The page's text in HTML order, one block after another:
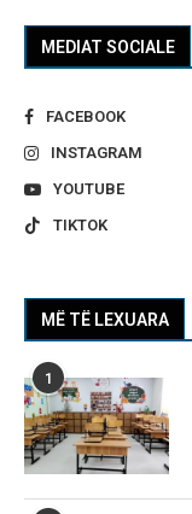
MEDIAT SOCIALE
FACEBOOK
INSTAGRAM
YOUTUBE
TIKTOK
MË TË LEXUARA
1